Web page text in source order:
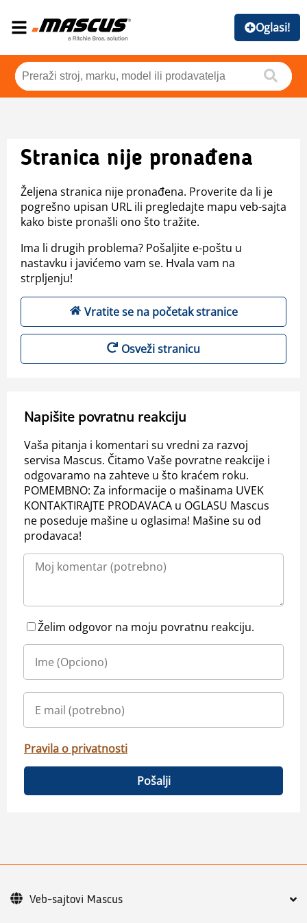
Oglasi!
Stranica nije pronađena
Željena stranica nije pronađena. Proverite da li je
pogrešno upisan URL ili pregledajte mapu veb-sajta
kako biste pronašli ono što tražite.
Ima li drugih problema? Pošaljite e-poštu u
nastavku i javićemo vam se. Hvala vam na
strpljenju!
Vratite se na početak stranice
Osveži stranicu
Napišite povratnu reakciju
Vaša pitanja i komentari su vredni za razvoj
servisa Mascus. Čitamo Vaše povratne reakcije i
odgovaramo na zahteve u što kraćem roku.
POMEMBNO: Za informacije o mašinama UVEK
KONTAKTIRAJTE PRODAVACA u OGLASU Mascus
ne poseduje mašine u oglasima! Mašine su od
prodavaca!
Želim odgovor na moju povratnu reakciju.
Pravila o privatnosti
Pošalji
Veb-sajtovi Mascus